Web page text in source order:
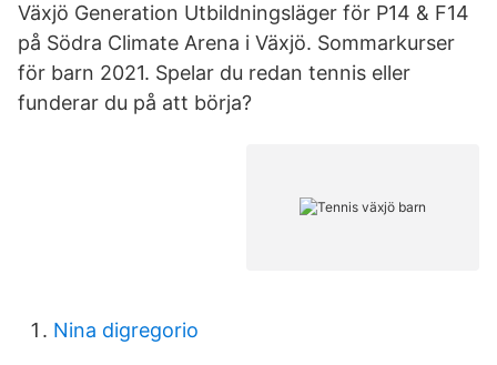
Växjö Generation Utbildningsläger för P14 & F14
på Södra Climate Arena i Växjö. Sommarkurser
för barn 2021. Spelar du redan tennis eller
funderar du på att börja?
Nina digregorio